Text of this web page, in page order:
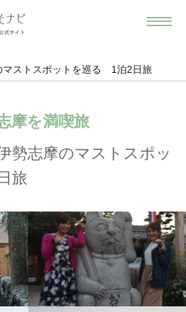
マストスポットを巡る 1泊2日旅
摩を満喫旅
勢志摩のマストスポッ
旅